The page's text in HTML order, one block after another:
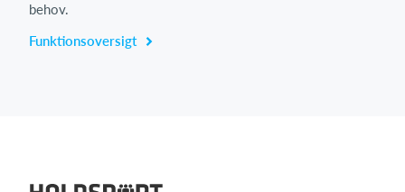
behov.
Funktionsoversigt